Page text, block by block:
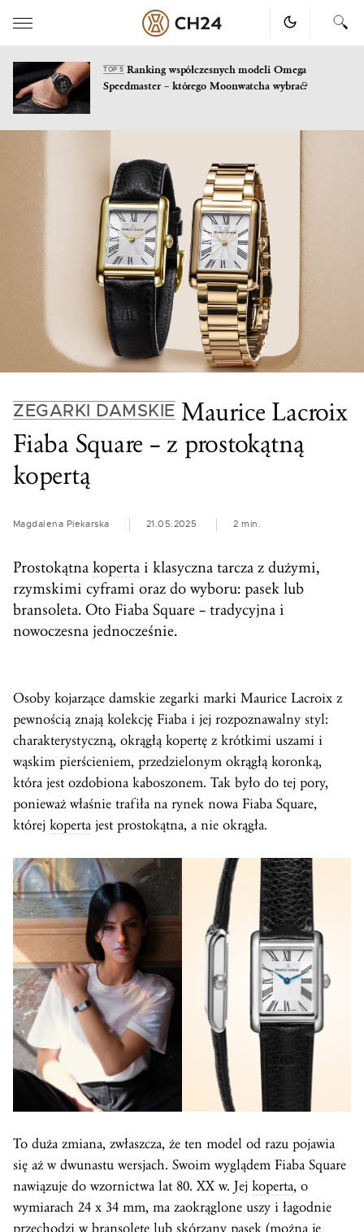
TOP 5Ranking współczesnych modeli Omega
Speedmaster – którego Moonwatcha wybrać?
ZEGARKI DAMSKIEMaurice Lacroix
Fiaba Square – z prostokątną
kopertą
Magdalena Piekarska 21.05.2025 2 min.
Prostokątna koperta i klasyczna tarcza z dużymi,
rzymskimi cyframi oraz do wyboru: pasek lub
bransoleta. Oto Fiaba Square – tradycyjna i
nowoczesna jednocześnie.
Osoby kojarzące damskie zegarki marki Maurice Lacroix z
pewnością znają kolekcję Fiaba i jej rozpoznawalny styl:
charakterystyczną, okrągłą kopertę z krótkimi uszami i
wąskim pierścieniem, przedzielonym okrągłą koronką,
która jest ozdobiona kaboszonem. Tak było do tej pory,
ponieważ właśnie trafiła na rynek nowa Fiaba Square,
której koperta jest prostokątna, a nie okrągła.
To duża zmiana, zwłaszcza, że ten model od razu pojawia
się aż w dwunastu wersjach. Swoim wyglądem Fiaba Square
nawiązuje do wzornictwa lat 80. XX w. Jej koperta, o
wymiarach 24 x 34 mm, ma zaokrąglone uszy i łagodnie
przechodzi w bransoletę lub skórzany pasek (można je